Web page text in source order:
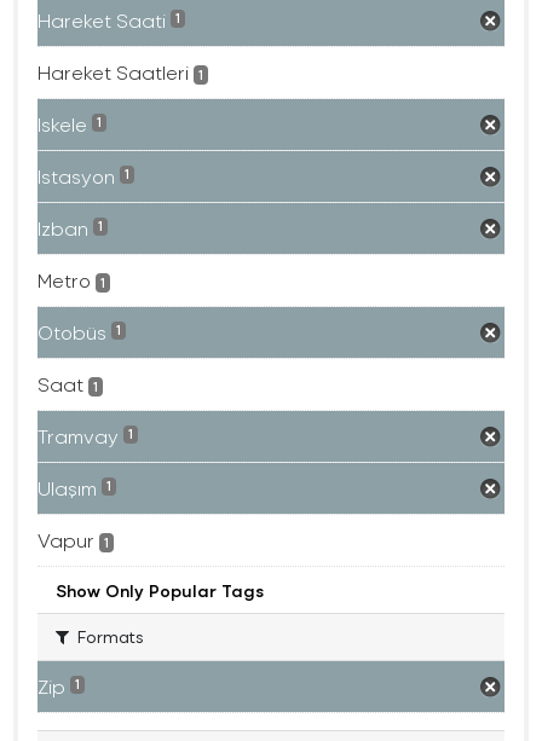
Hareket Saati 1
Hareket Saatleri 1
Iskele 1
Istasyon 1
Izban 1
Metro 1
Otobüs 1
Saat 1
Tramvay 1
Ulaşım 1
Vapur 1
Show Only Popular Tags
Formats
Zip 1